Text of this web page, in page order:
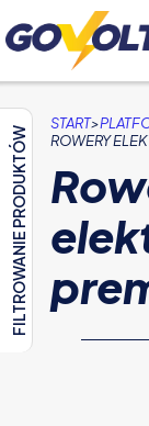
FILTROWANIE PRODUKTÓW
START>
ROWERY